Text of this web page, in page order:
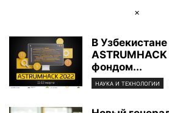
×
В
фондом...
НАУКА И ТЕХНОЛОГИИ